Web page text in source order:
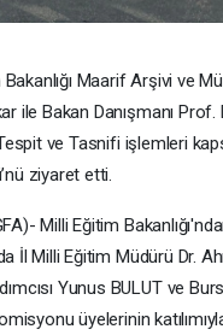
Maarif Arşivi ve
ile Bakan Danışmanı
Tespit ve Tasnifi işlemleri
ziyaret etti.
Milli Eğitim
İl Milli Eğitim Müdürü Dr.
Yunus BULUT ve
üyelerinin